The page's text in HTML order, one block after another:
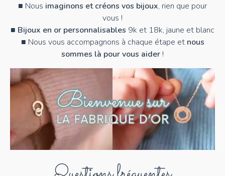
■ Nous imaginons et créons vos bijoux, rien que pour
vous !
■ Bijoux en or personnalisables 9k et 18k, jaune et blanc
■ Nous vous accompagnons à chaque étape et nous
sommes là pour vous aider !